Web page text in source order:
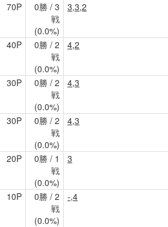
70P
0勝 / 3
戦
(0.0%)
3,3,2
40P
0勝 / 2
戦
(0.0%)
4,2
30P
0勝 / 2
戦
(0.0%)
4,3
30P
0勝 / 2
戦
(0.0%)
4,3
20P
0勝 / 1
戦
(0.0%)
3
10P
0勝 / 2
戦
(0.0%)
-,4